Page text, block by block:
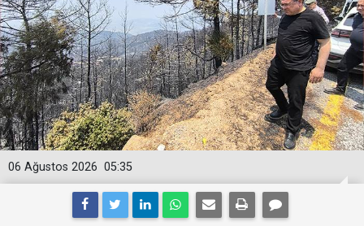
05:35
06 Ağustos 2026